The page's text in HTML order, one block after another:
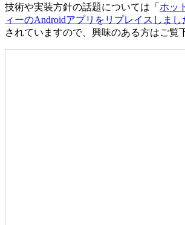
技術や実装方針の話題については「 ホッ
ィーのAndroidアプリをリプレイスしまし
されていますので、興味のある方はご覧